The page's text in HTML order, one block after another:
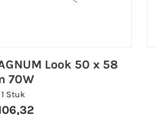
Look 50 x 58
70W
1 Stuk